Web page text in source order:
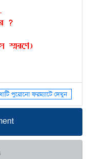
পুরোনো ফরম্যাটে দেখুন